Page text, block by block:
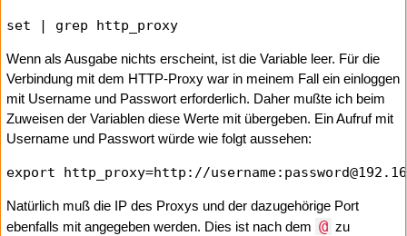
Wenn als Ausgabe nichts erscheint, ist die Variable leer. Für die
Verbindung mit dem HTTP-Proxy war in meinem Fall ein einloggen
mit Username und Passwort erforderlich. Daher mußte ich beim
Zuweisen der Variablen diese Werte mit übergeben. Ein Aufruf mit
Username und Passwort würde wie folgt aussehen:
Natürlich muß die IP des Proxys und der dazugehörige Port
ebenfalls mit angegeben werden. Dies ist nach dem @ zu